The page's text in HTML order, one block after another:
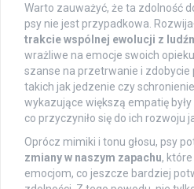
Warto zauważyć, że ta zdolność
psy nie jest przypadkowa.
trakcie wspólnej ewolucji z
wrażliwe na emocje swoich
szanse na przetrwanie i zdobycie
takich jak jedzenie czy
wykazujące większą empatię
co przyczyniło się do ich rozwoju
Oprócz mimiki i tonu głosu, psy
zmiany w naszym zapachu,
emocjom, co jeszcze bardziej